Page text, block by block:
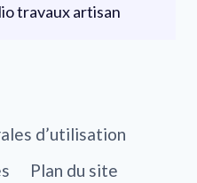
travaux artisan
d’utilisation
Plan du site